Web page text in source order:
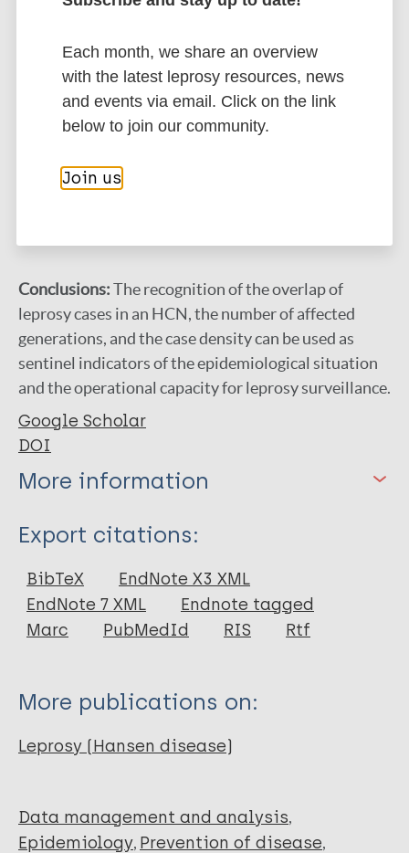
(n=171) of the cases, the disease affected two
There was a higher chance of affecting two or more
generations with diagnosis only among
OR=4.35, CI95% 2.15–8.81) and diagnosis of other
cases before and after (adjusted OR=8.51, CI95%
3.52–20.60). The majority belonged to HCN with
Conclusions:The recognition of the overlap of
leprosy cases in an HCN, the number of affected
generations, and the case density can be used as
sentinel indicators of the epidemiological situation
and the operational capacity for leprosy surveillance.
Google Scholar
DOI
More information
Type
Journal Article
Author
Souza EAD
Reis ADSD
Viana TCT
Oliveira HX
Veloso RMD
Export citations:
BibTeX
EndNote X3 XML
EndNote 7 XML
Endnote tagged
Marc
PubMedId RIS Rtf
More publications on:
Leprosy (Hansen disease)
Data management and analysis
Epidemiology Prevention of disease
Each month, we share an overview
with the latest leprosy resources, news
and events via email. Click on the link
below to join our community.
Join us